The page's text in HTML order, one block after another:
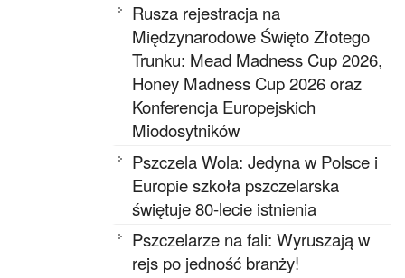
Rusza rejestracja na
Międzynarodowe Święto Złotego
Trunku: Mead Madness Cup 2026,
Honey Madness Cup 2026 oraz
Konferencja Europejskich
Miodosytników
Pszczela Wola: Jedyna w Polsce i
Europie szkoła pszczelarska
świętuje 80-lecie istnienia
Pszczelarze na fali: Wyruszają w
rejs po jedność branży!